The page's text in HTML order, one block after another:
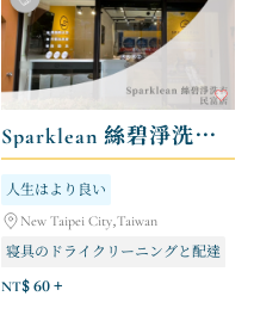
Sparklean 絲碧淨洗衣 - 民富店
人生はより良い
New Taipei City,Taiwan
寝具のドライクリーニングと配達
NT$ 60 +